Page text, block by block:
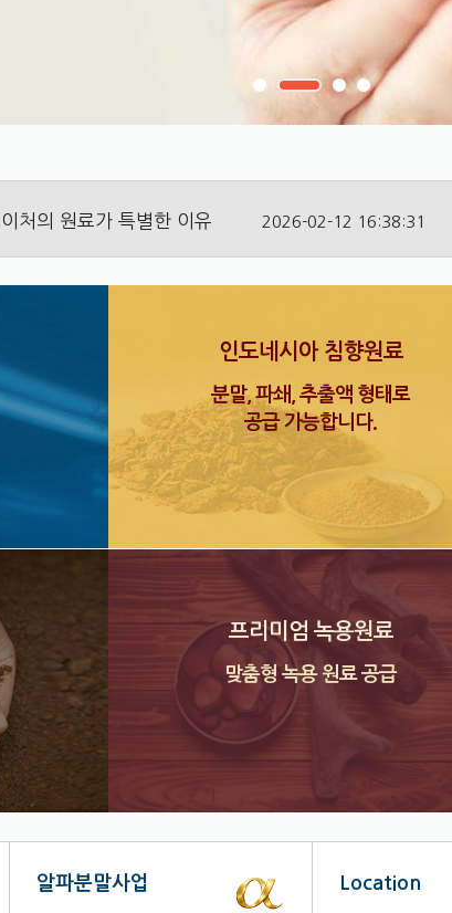
성공이 곧 우리의 성공입니다. 2026-04-06
처의 원료가 특별한 이유 2026-02-12 16:38:31
인도네시아 침향원료
분말, 파쇄, 추출액 형태로
공급 가능합니다.
프리미엄 녹용원료
맞춤형 녹용 원료 공급
알파분말사업 Location